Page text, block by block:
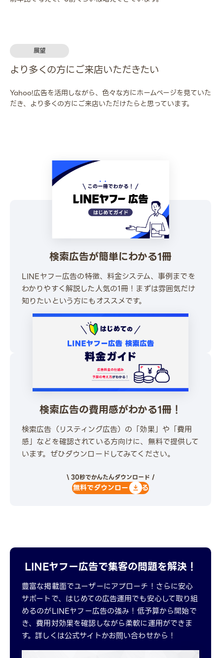
展望
より多くの方にご来店いただきたい
Yahoo!広告を活用しながら、色々な方にホームページを見ていた
だき、より多くの方にご来店いただけたらと思っています。
検索広告が簡単にわかる1冊
LINEヤフー広告の特徴、料金システム、事例までを
わかりやすく解説した人気の1冊！まずは雰囲気だけ
知りたいという方にもオススメです。
\ 30秒でかんたんダウンロード /
無料でダウンロードする
検索広告の費用感がわかる1冊！
検索広告（リスティング広告）の「効果」や「費用
感」などを確認されている方向けに、無料で提供して
います。ぜひダウンロードしてみてください。
\ 30秒でかんたんダウンロード /
無料でダウンロードする
LINEヤフー広告で集客の問題を解決！
豊富な掲載面でユーザーにアプローチ！さらに安心
サポートで、はじめての広告運用でも安心して取り組
めるのがLINEヤフー広告の強み！低予算から開始で
き、費用対効果を確認しながら柔軟に運用ができま
す。詳しくは公式サイトかお問い合わせから！